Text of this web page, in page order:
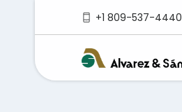
+1 809-537-4440